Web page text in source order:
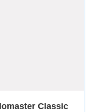
Classic